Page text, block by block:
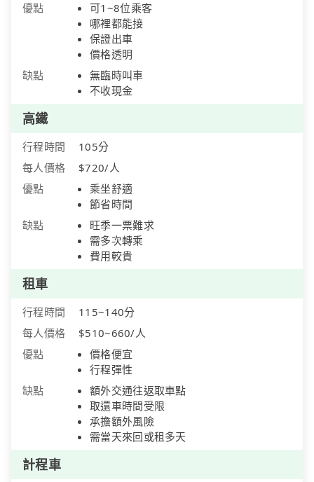
優點
可1~8位乘客
哪裡都能接
保證出車
價格透明
缺點
無臨時叫車
不收現金
高鐵
行程時間
105分
每人價格
$720/人
優點
乘坐舒適
節省時間
缺點
旺季一票難求
需多次轉乘
費用較貴
租車
行程時間
115~140分
每人價格
$510~660/人
優點
價格便宜
行程彈性
缺點
額外交通往返取車點
取還車時間受限
承擔額外風險
需當天來回或租多天
計程車